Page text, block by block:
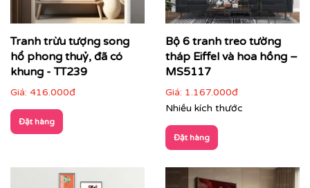
Tranh trừu tượng song
hổ phong thuỷ, đã có
khung - TT239
Giá: 416.000đ
Đặt hàng
Bộ 6 tranh treo tường
tháp Eiffel và hoa hồng –
MS5117
Giá: 1.167.000đ
Nhiều kích thước
Đặt hàng